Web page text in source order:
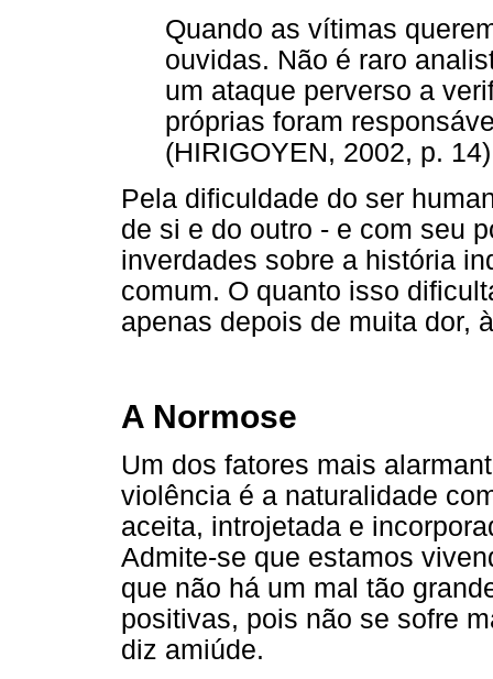
Quando as vítimas
ouvidas. Não é raro
um ataque perverso a
próprias foram
(HIRIGOYEN, 2002, p. 14)
Pela dificuldade do ser
de si e do outro - e com seu
inverdades sobre a história
comum. O quanto isso
apenas depois de muita dor,
A Normose
Um dos fatores mais
violência é a naturalidade
aceita, introjetada e
Admite-se que estamos
que não há um mal tão
positivas, pois não se sofre
diz amiúde.